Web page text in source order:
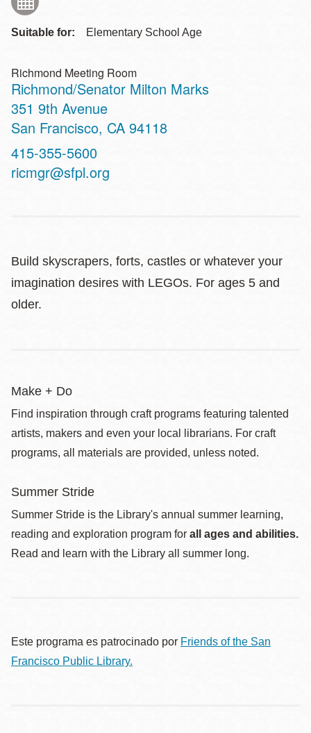
Suitable for: Elementary School Age
Richmond Meeting Room
Richmond/Senator Milton Marks
Address
351 9th Avenue
San Francisco, CA 94118
Contact
Telephone
415-355-5600
ricmgr@sfpl.org
Build skyscrapers, forts, castles or whatever your
imagination desires with LEGOs. For ages 5 and
older.
Make + Do
Find inspiration through craft programs featuring talented
artists, makers and even your local librarians. For craft
programs, all materials are provided, unless noted.
Summer Stride
Summer Stride is the Library's annual summer learning,
reading and exploration program for all ages and abilities.
Read and learn with the Library all summer long.
Este programa es patrocinado por Friends of the San
Francisco Public Library.